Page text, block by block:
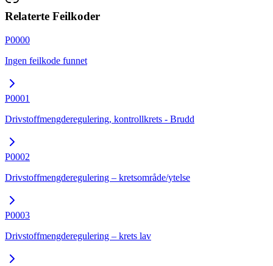
Relaterte Feilkoder
P0000
Ingen feilkode funnet
P0001
Drivstoffmengderegulering, kontrollkrets - Brudd
P0002
Drivstoffmengderegulering – kretsområde/ytelse
P0003
Drivstoffmengderegulering – krets lav